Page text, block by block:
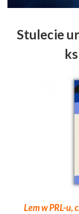
Stulecie
Lem w PRL-u,